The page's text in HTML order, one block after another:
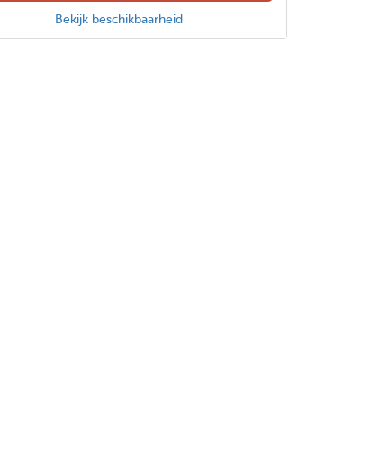
Bekijk beschikbaarheid